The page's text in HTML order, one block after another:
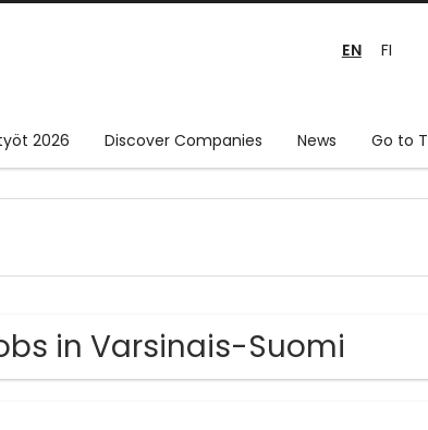
EN FI
2026 Discover Companies News Go to
in Varsinais-Suomi